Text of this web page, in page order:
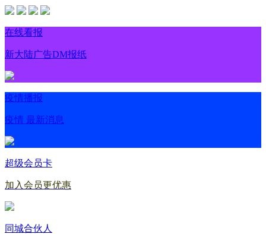
在线看报
新大陆广告DM报纸
疫情播报
疫情 最新消息
超级会员卡
加入会员更优惠
同城合伙人